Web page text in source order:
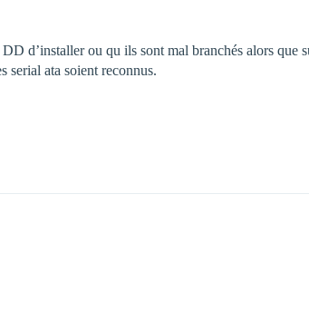
d’installer ou qu ils sont mal branchés alors que
serial ata soient reconnus.